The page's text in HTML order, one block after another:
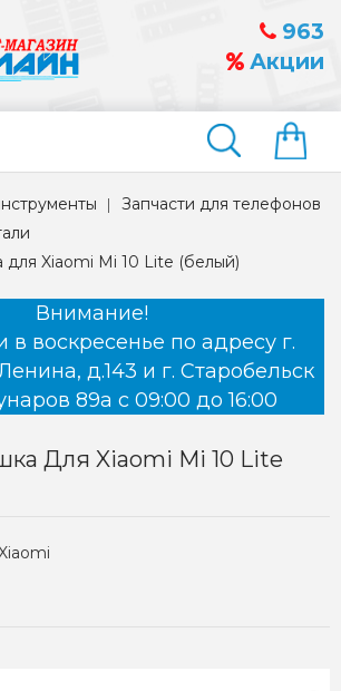
963
Акции
Найти
Запчасти для телефонов
Xiaomi Mi 10 Lite (белый)
Внимание!
в воскресенье по адресу г.
д.143 и г. Старобельск
89а с 09:00 до 16:00
Для Xiaomi Mi 10 Lite